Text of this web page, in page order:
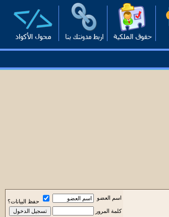
اسم العضو
حفظ البيانات؟
كلمة المرور